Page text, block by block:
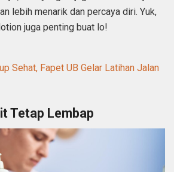
lebih menarik dan percaya diri. Yuk,
juga penting buat lo!
Sehat, Fapet UB Gelar Latihan Jalan
Tetap Lembap